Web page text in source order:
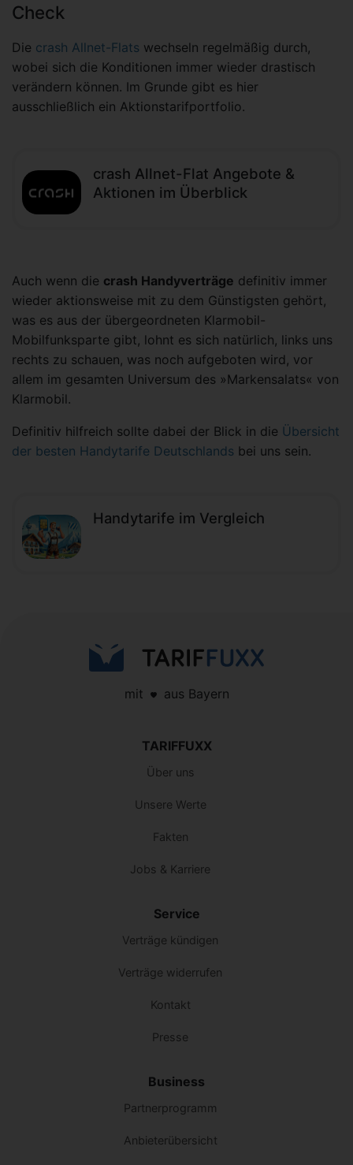
Check
Die crash Allnet-Flats wechseln regelmäßig durch,
wobei sich die Konditionen immer wieder drastisch
verändern können. Im Grunde gibt es hier
ausschließlich ein Aktionstarifportfolio.
crash Allnet-Flat Angebote &
Aktionen im Überblick
Auch wenn die crash Handyverträge definitiv immer
wieder aktionsweise mit zu dem Günstigsten gehört,
was es aus der übergeordneten Klarmobil-
Mobilfunksparte gibt, lohnt es sich natürlich, links uns
rechts zu schauen, was noch aufgeboten wird, vor
allem im gesamten Universum des »Markensalats« von
Klarmobil.
Definitiv hilfreich sollte dabei der Blick in die Übersicht
der besten Handytarife Deutschlands bei uns sein.
Handytarife im Vergleich
mit aus Bayern
TARIFFUXX
Über uns
Unsere Werte
Fakten
Jobs & Karriere
Service
Verträge kündigen
Verträge widerrufen
Kontakt
Presse
Business
Partnerprogramm
Anbieterübersicht